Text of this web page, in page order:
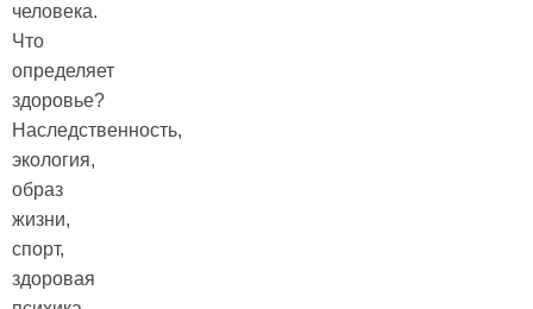
человека.
Что
определяет
здоровье?
Наследственность,
экология,
образ
жизни,
спорт,
здоровая